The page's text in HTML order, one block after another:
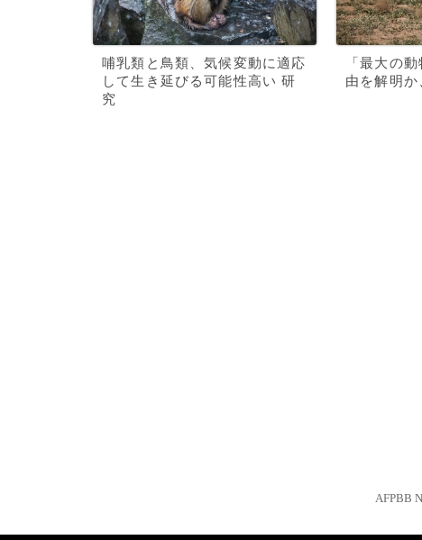
哺乳類と鳥類、気候変動に適応
して生き延びる可能性高い 研
究
「最大の
由を解明か
AFPBB